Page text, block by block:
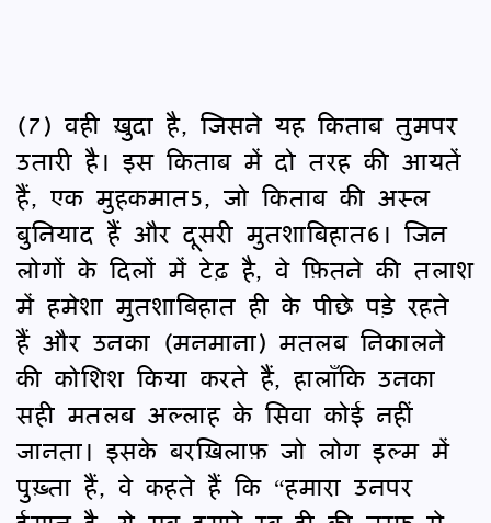
(7) वही ख़ुदा है, जिसने यह किताब तुमपर
उतारी है। इस किताब में दो तरह की आयतें
हैं, एक मुहकमात5, जो किताब की अस्ल
बुनियाद हैं और दूसरी मुतशाबिहात6। जिन
लोगों के दिलों में टेढ़ है, वे फ़ितने की तलाश
में हमेशा मुतशाबिहात ही के पीछे पड़े रहते
हैं और उनका (मनमाना) मतलब निकालने
की कोशिश किया करते हैं, हालाँकि उनका
सही मतलब अल्लाह के सिवा कोई नहीं
जानता। इसके बरख़िलाफ़ जो लोग इल्म में
पुख़्ता हैं, वे कहते हैं कि “हमारा उनपर